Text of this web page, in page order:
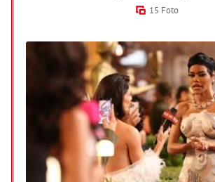
15 Foto